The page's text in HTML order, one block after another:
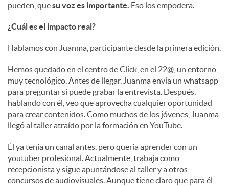
pueden, quesu voz es importante. Eso los empodera.
¿Cuál es el impacto real?
Hablamos con Juanma, participante desde la primera edición.
Hemos quedado en el centro de Click, en el 22@, un entorno
muy tecnológico. Antes de llegar, Juanma envía un whatsapp
para preguntar si puede grabar la entrevista. Después,
hablando con él, veo que aprovecha cualquier oportunidad
para crear contenidos. Como muchos de los jóvenes, Juanma
llegó al taller atraído por la formación en YouTube.
Él ya tenía un canal antes, pero quería aprender con un
youtuber profesional. Actualmente, trabaja como
recepcionista y sigue apuntándose al taller y a otros
concursos de audiovisuales. Aunque tiene claro que para él